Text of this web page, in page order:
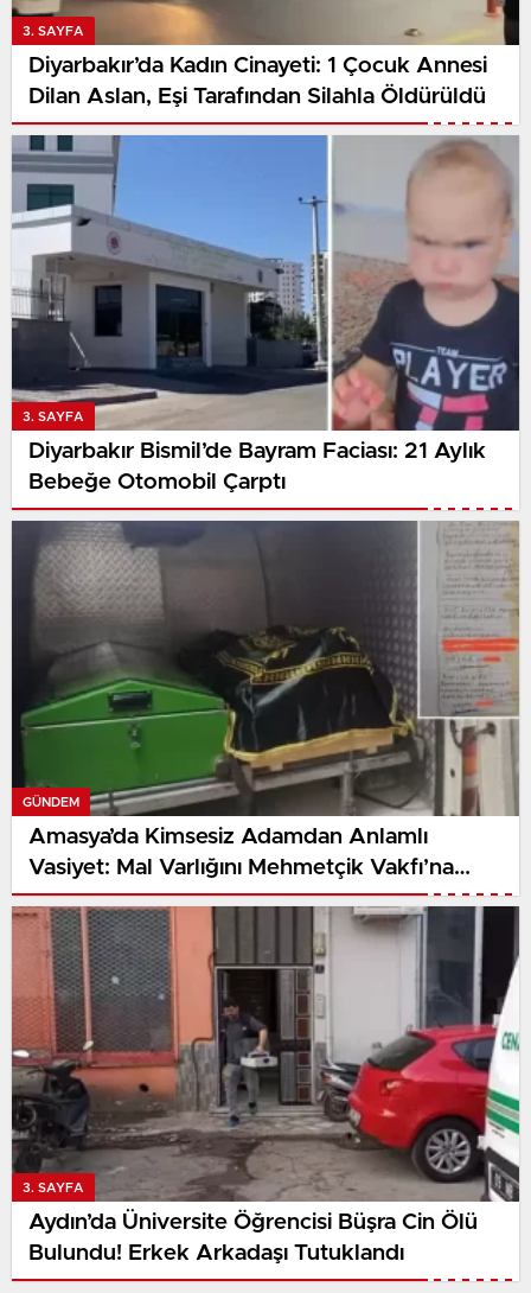
3. SAYFA
Diyarbakır’da Kadın Cinayeti: 1 Çocuk Annesi
Dilan Aslan, Eşi Tarafından Silahla Öldürüldü
3. SAYFA
Diyarbakır Bismil’de Bayram Faciası: 21 Aylık
Bebeğe Otomobil Çarptı
GÜNDEM
Amasya’da Kimsesiz Adamdan Anlamlı
Vasiyet: Mal Varlığını Mehmetçik Vakfı’na
Bağışladı
3. SAYFA
Aydın’da Üniversite Öğrencisi Büşra Cin Ölü
Bulundu! Erkek Arkadaşı Tutuklandı